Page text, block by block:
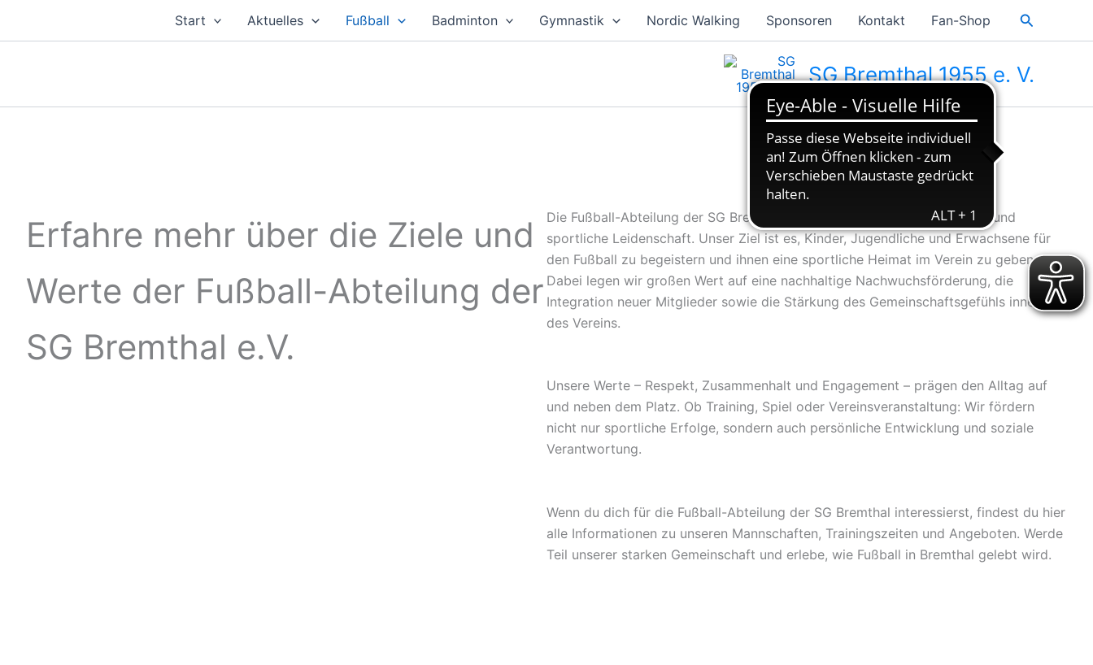
Start Aktuelles Fußball Badminton Gymnastik Nordic Walking Sponsoren Kontakt Fan-Shop Suchen
SG Bremthal 1955 e. V.
Erfahre mehr über die Ziele und
Werte der Fußball-Abteilung der
SG Bremthal e.V.
Die Fußball-Abteilung der SG Bremthal e.V. steht für Teamgeist, Fairplay und
sportliche Leidenschaft. Unser Ziel ist es, Kinder, Jugendliche und Erwachsene für
den Fußball zu begeistern und ihnen eine sportliche Heimat im Verein zu geben.
Dabei legen wir großen Wert auf eine nachhaltige Nachwuchsförderung, die
Integration neuer Mitglieder sowie die Stärkung des Gemeinschaftsgefühls innerhalb
des Vereins.
Unsere Werte – Respekt, Zusammenhalt und Engagement – prägen den Alltag auf
und neben dem Platz. Ob Training, Spiel oder Vereinsveranstaltung: Wir fördern
nicht nur sportliche Erfolge, sondern auch persönliche Entwicklung und soziale
Verantwortung.
Wenn du dich für die Fußball-Abteilung der SG Bremthal interessierst, findest du hier
alle Informationen zu unseren Mannschaften, Trainingszeiten und Angeboten. Werde
Teil unserer starken Gemeinschaft und erlebe, wie Fußball in Bremthal gelebt wird.